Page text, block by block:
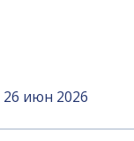
26 июн 2026